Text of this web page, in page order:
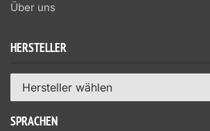
Über uns
HERSTELLER
Hersteller wählen
SPRACHEN